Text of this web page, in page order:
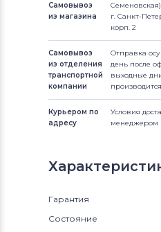
Самовывоз
из магазина
Семеновская)
г. Санкт-
корп. 2
Самовывоз
из отделения
транспортной
компании
Отправка
день после
выходные
производится
Курьером по
адресу
Условия
менеджером
Гарантия
Состояние